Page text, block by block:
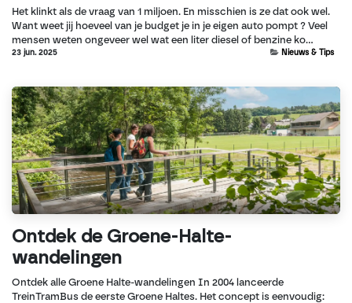
Het klinkt als de vraag van 1 miljoen. En misschien is ze dat ook wel.
Want weet jij hoeveel van je budget je in je eigen auto pompt ? Veel
mensen weten ongeveer wel wat een liter diesel of benzine ko...
23 jun. 2025 Nieuws & Tips
Ontdek de Groene-Halte-
wandelingen
Ontdek alle Groene Halte-wandelingen In 2004 lanceerde
TreinTramBus de eerste Groene Haltes. Het concept is eenvoudig: